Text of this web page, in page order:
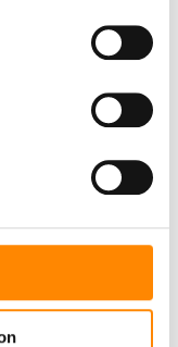
documents